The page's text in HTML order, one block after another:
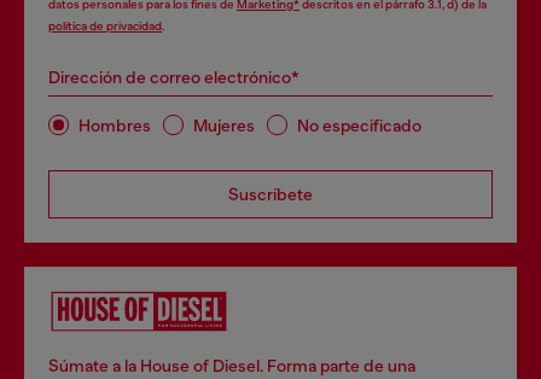
datos personales para los fines de Marketing*descritos en el párrafo 3.1, d) de la
política de privacidad
Dirección de correo electrónico*
Hombres Mujeres No especificado
Suscríbete
Súmate a la House of Diesel. Forma parte de una